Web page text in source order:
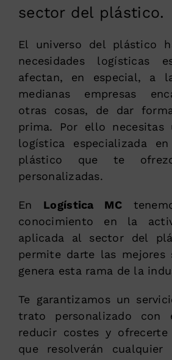
sector del plástico.
El universo del plástico
necesidades logísticas
afectan, en especial, a
medianas empresas
otras cosas, de dar
prima. Por ello necesitas
logística especializada
plástico que te
personalizadas.
En Logística MC
conocimiento en la
aplicada al sector del
permite darte las mejores
genera esta rama de la
Te garantizamos un
trato personalizado con
reducir costes y
que resolverán cualquier